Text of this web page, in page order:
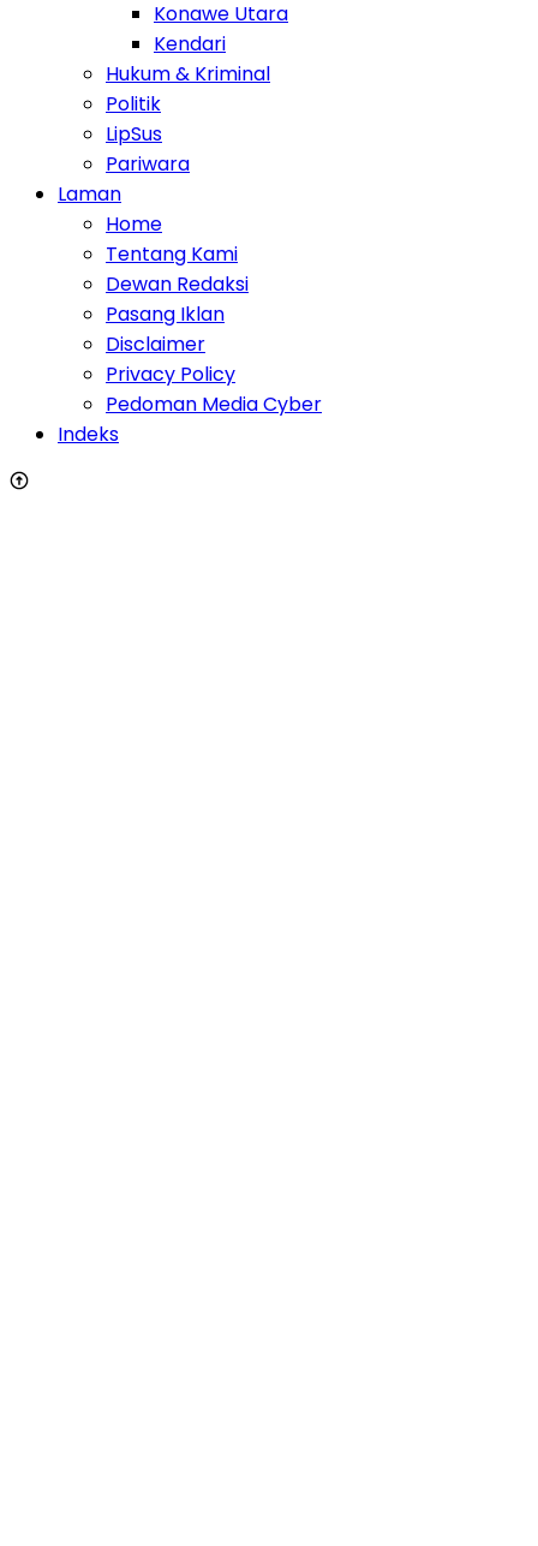
Konawe Utara
Kendari
Hukum & Kriminal
Politik
LipSus
Pariwara
Laman
Home
Tentang Kami
Dewan Redaksi
Pasang Iklan
Disclaimer
Privacy Policy
Pedoman Media Cyber
Indeks